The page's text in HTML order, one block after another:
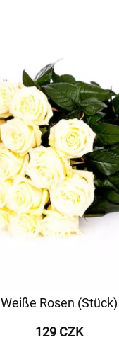
Weiße Rosen (Stück)
129 CZK